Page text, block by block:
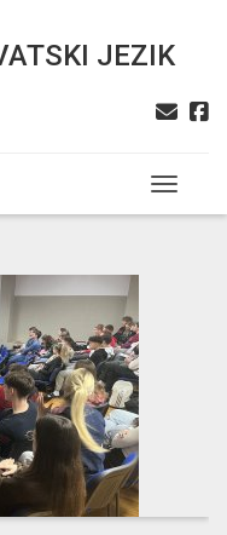
JEZIK
Toggle